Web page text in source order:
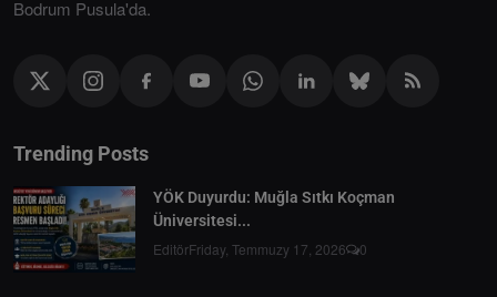
Bodrum Pusula'da.
Trending Posts
YÖK Duyurdu: Muğla Sıtkı Koçman
Üniversitesi...
EditörFriday, Temmuzy 17, 2026 0